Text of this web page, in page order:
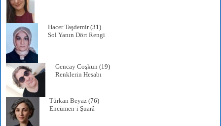
Hacer Taşdemir(31)
Sol Yanın Dört Rengi
Gencay Coşkun (19)
Renklerin Hesabı
Türkan Beyaz (76)
Encümen-i Şuarâ